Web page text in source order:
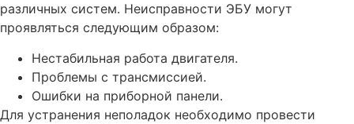
различных систем. Неисправности ЭБУ могут
проявляться следующим образом:
Нестабильная работа двигателя.
Проблемы с трансмиссией.
Ошибки на приборной панели.
Для устранения неполадок необходимо провести